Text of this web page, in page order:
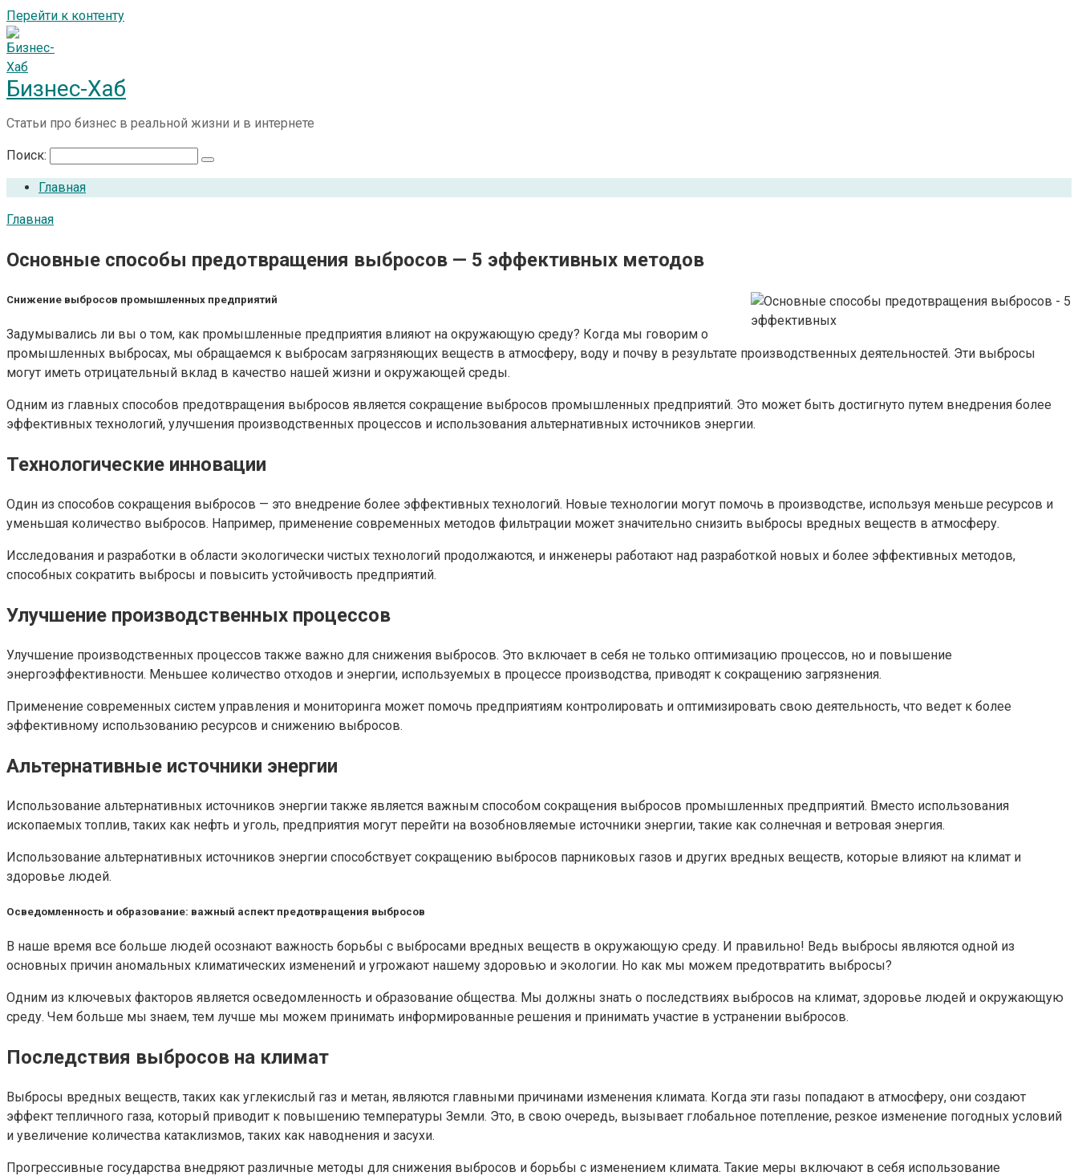
Перейти к контенту
Бизнес-Хаб
Статьи про бизнес в реальной жизни и в интернете
Поиск:
Главная
Главная
Основные способы предотвращения выбросов — 5 эффективных методов
Снижение выбросов промышленных предприятий
Задумывались ли вы о том, как промышленные предприятия влияют на окружающую среду? Когда мы говорим о
промышленных выбросах, мы обращаемся к выбросам загрязняющих веществ в атмосферу, воду и почву в результате производственных деятельностей. Эти выбросы
могут иметь отрицательный вклад в качество нашей жизни и окружающей среды.
Одним из главных способов предотвращения выбросов является сокращение выбросов промышленных предприятий. Это может быть достигнуто путем внедрения более
эффективных технологий, улучшения производственных процессов и использования альтернативных источников энергии.
Технологические инновации
Один из способов сокращения выбросов — это внедрение более эффективных технологий. Новые технологии могут помочь в производстве, используя меньше ресурсов и
уменьшая количество выбросов. Например, применение современных методов фильтрации может значительно снизить выбросы вредных веществ в атмосферу.
Исследования и разработки в области экологически чистых технологий продолжаются, и инженеры работают над разработкой новых и более эффективных методов,
способных сократить выбросы и повысить устойчивость предприятий.
Улучшение производственных процессов
Улучшение производственных процессов также важно для снижения выбросов. Это включает в себя не только оптимизацию процессов, но и повышение
энергоэффективности. Меньшее количество отходов и энергии, используемых в процессе производства, приводят к сокращению загрязнения.
Применение современных систем управления и мониторинга может помочь предприятиям контролировать и оптимизировать свою деятельность, что ведет к более
эффективному использованию ресурсов и снижению выбросов.
Альтернативные источники энергии
Использование альтернативных источников энергии также является важным способом сокращения выбросов промышленных предприятий. Вместо использования
ископаемых топлив, таких как нефть и уголь, предприятия могут перейти на возобновляемые источники энергии, такие как солнечная и ветровая энергия.
Использование альтернативных источников энергии способствует сокращению выбросов парниковых газов и других вредных веществ, которые влияют на климат и
здоровье людей.
Осведомленность и образование: важный аспект предотвращения выбросов
В наше время все больше людей осознают важность борьбы с выбросами вредных веществ в окружающую среду. И правильно! Ведь выбросы являются одной из
основных причин аномальных климатических изменений и угрожают нашему здоровью и экологии. Но как мы можем предотвратить выбросы?
Одним из ключевых факторов является осведомленность и образование общества. Мы должны знать о последствиях выбросов на климат, здоровье людей и окружающую
среду. Чем больше мы знаем, тем лучше мы можем принимать информированные решения и принимать участие в устранении выбросов.
Последствия выбросов на климат
Выбросы вредных веществ, таких как углекислый газ и метан, являются главными причинами изменения климата. Когда эти газы попадают в атмосферу, они создают
эффект тепличного газа, который приводит к повышению температуры Земли. Это, в свою очередь, вызывает глобальное потепление, резкое изменение погодных условий
и увеличение количества катаклизмов, таких как наводнения и засухи.
Прогрессивные государства внедряют различные методы для снижения выбросов и борьбы с изменением климата. Такие меры включают в себя использование